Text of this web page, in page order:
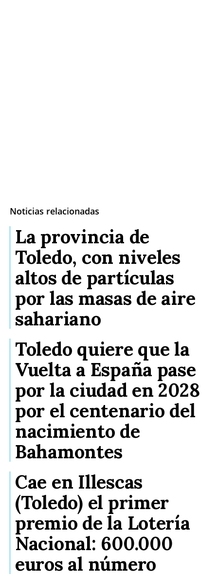
Noticias relacionadas
La provincia de
Toledo, con niveles
altos de partículas
por las masas de aire
sahariano
Toledo quiere que la
Vuelta a España pase
por la ciudad en 2028
por el centenario del
nacimiento de
Bahamontes
Cae en Illescas
(Toledo) el primer
premio de la Lotería
Nacional: 600.000
euros al número